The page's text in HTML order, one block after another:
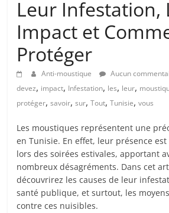
Leur Infestation,
Impact et
Protéger
Anti-moustique Aucun
devez, impact, Infestation, les, leur,
protéger,savoir,sur,Tout,Tunisie,vous
Les moustiques représentent une
en Tunisie. En effet, leur présence
lors des soirées estivales, apportant
nombreux désagréments. Dans cet
découvrirez les causes de leur
santé publique, et surtout, les
contre ces nuisibles.